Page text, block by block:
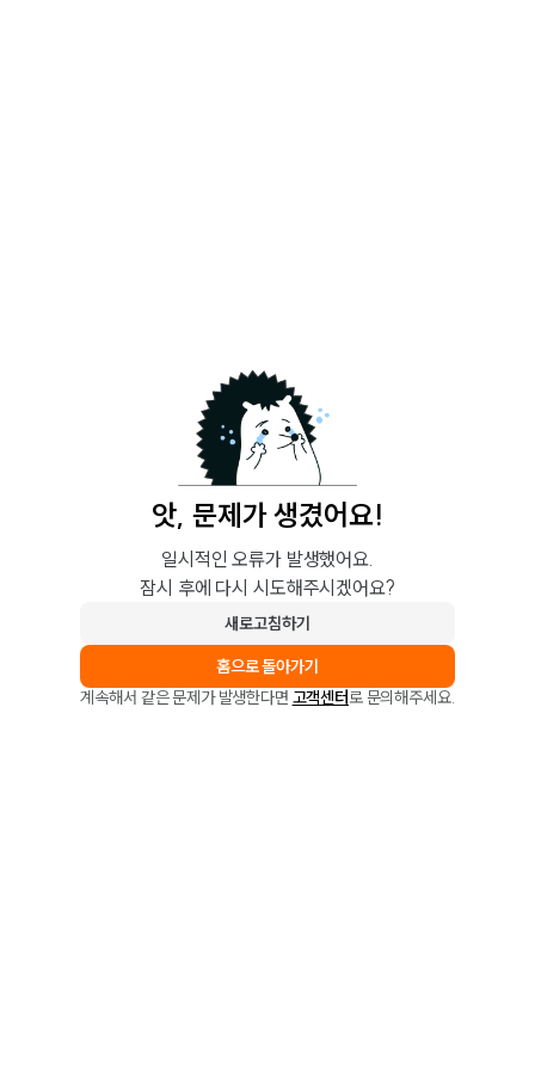
앗, 문제가 생겼어요!
일시적인 오류가 발생했어요.
잠시 후에 다시 시도해주시겠어요?
새로고침하기
홈으로 돌아가기
계속해서 같은 문제가 발생한다면 고객센터로 문의해주세요.